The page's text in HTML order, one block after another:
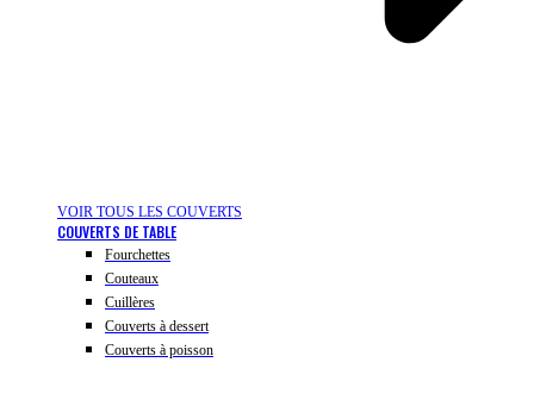
VOIR TOUS LES COUVERTS
COUVERTS DE TABLE
Fourchettes
Couteaux
Cuillères
Couverts à dessert
Couverts à poisson